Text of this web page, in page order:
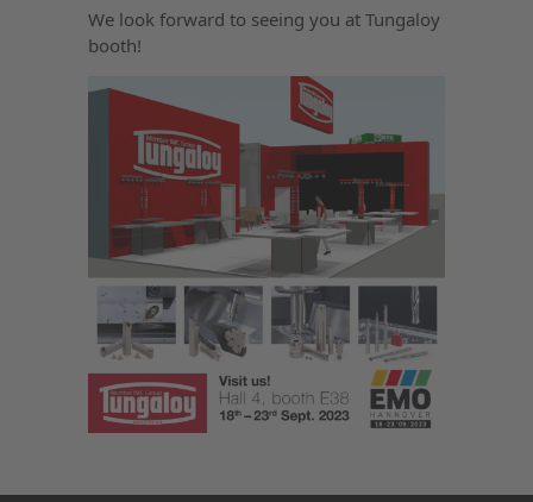
We look forward to seeing you at Tungaloy
booth!